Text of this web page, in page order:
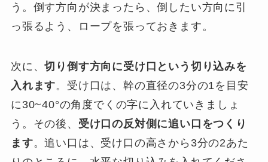
う。倒す方向が決まったら、倒したい方向に引
っ張るよう、ロープを張っておきます。
次に、切り倒す方向に受け口という切り込みを
入れます。受け口は、幹の直径の3分の1を目安
に30~40°の角度でくの字に入れていきましょ
う。その後、 受け口の反対側に追い口をつくり
ます。追い口は、受け口の高さから3分の2あた